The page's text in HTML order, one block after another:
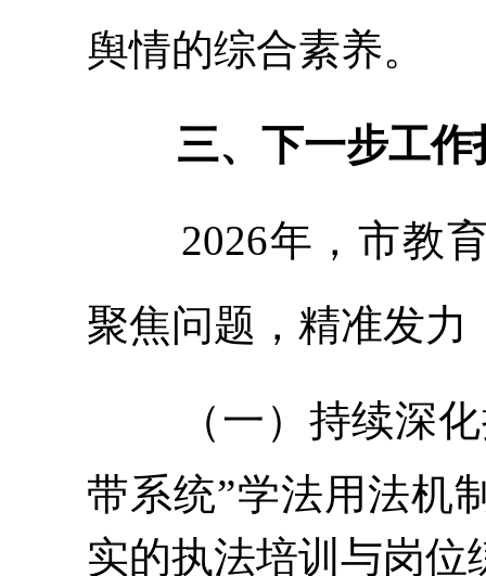
舆情的综合素养。
三、下一步工作
2026年，市教
聚焦问题，精准发力
（一）持续深
带系统”学法用法机
实的执法培训与岗